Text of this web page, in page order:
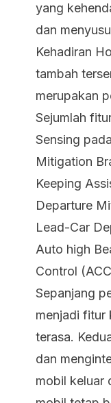
yang
dan
Kehadiran
tambah
merupakan
Sejumlah
Sensing
Mitigation
Keeping
Departure
Lead-Car
Auto high
Control
Sepanjang
menjadi fitur
terasa.
dan
mobil keluar